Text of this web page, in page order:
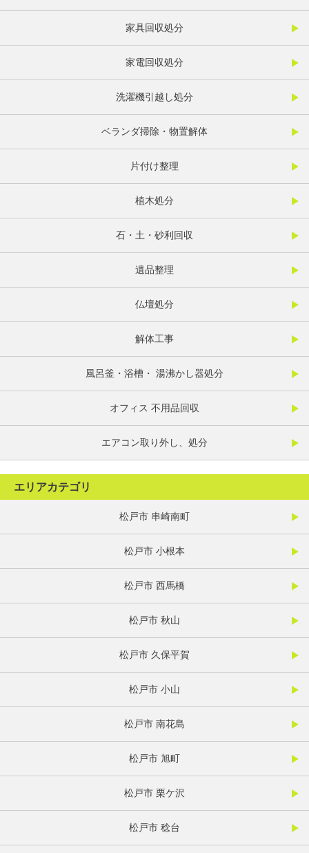
家具回収処分
家電回収処分
洗濯機引越し処分
ベランダ掃除・物置解体
片付け整理
植木処分
石・土・砂利回収
遺品整理
仏壇処分
解体工事
風呂釜・浴槽・ 湯沸かし器処分
オフィス 不用品回収
エアコン取り外し、処分
エリアカテゴリ
松戸市 串崎南町
松戸市 小根本
松戸市 西馬橋
松戸市 秋山
松戸市 久保平賀
松戸市 小山
松戸市 南花島
松戸市 旭町
松戸市 栗ケ沢
松戸市 稔台